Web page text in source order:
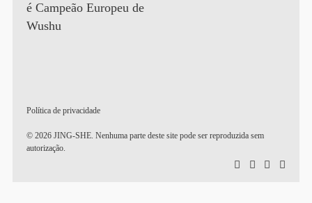
é Campeão Europeu de
Wushu
Política de privacidade
© 2026 JING-SHE. Nenhuma parte deste site pode ser reproduzida sem
autorização.